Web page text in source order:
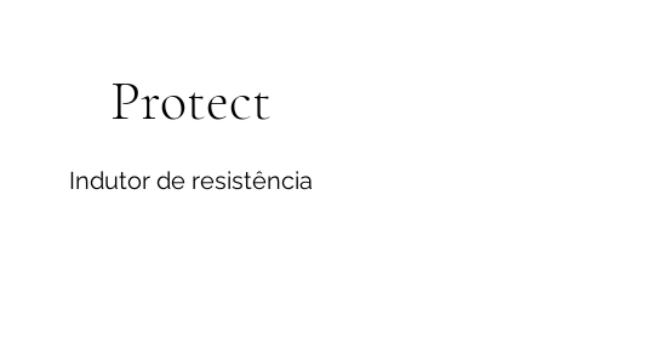
Protect
Indutor de resistência